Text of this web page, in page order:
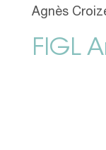
Agnès
FIGL